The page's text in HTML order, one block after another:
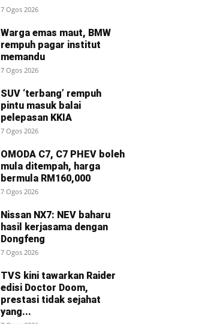
7 Ogos 2026
Warga emas maut, BMW
rempuh pagar institut
memandu
7 Ogos 2026
SUV ‘terbang’ rempuh
pintu masuk balai
pelepasan KKIA
7 Ogos 2026
OMODA C7, C7 PHEV boleh
mula ditempah, harga
bermula RM160,000
7 Ogos 2026
Nissan NX7: NEV baharu
hasil kerjasama dengan
Dongfeng
7 Ogos 2026
TVS kini tawarkan Raider
edisi Doctor Doom,
prestasi tidak sejahat
yang...